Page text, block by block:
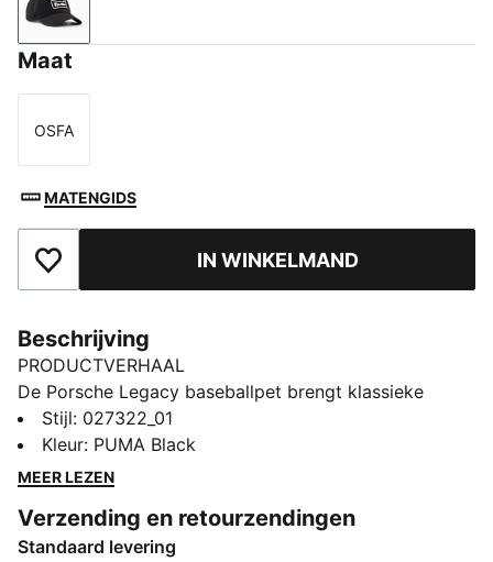
PUMA Black
Maat
Maat
OSFA
MATENGIDS
Toegevoegd aan favorietenIN WINKELMAND
Beschrijving
PRODUCTVERHAAL
De Porsche Legacy baseballpet brengt klassieke
autosportattitude in je dagelijkse rotatie. Een
voorgebogen klep geeft wat schaduw en de snapback
sluiting helpt je de perfecte pasvorm te vinden.
Gemaakt van minstens 50% gerecyclede materialen
DETAILS
Stijl: 027322_01
Kleur: PUMA Black
MEER LEZEN
Verzending en retourzendingen
Standaard levering